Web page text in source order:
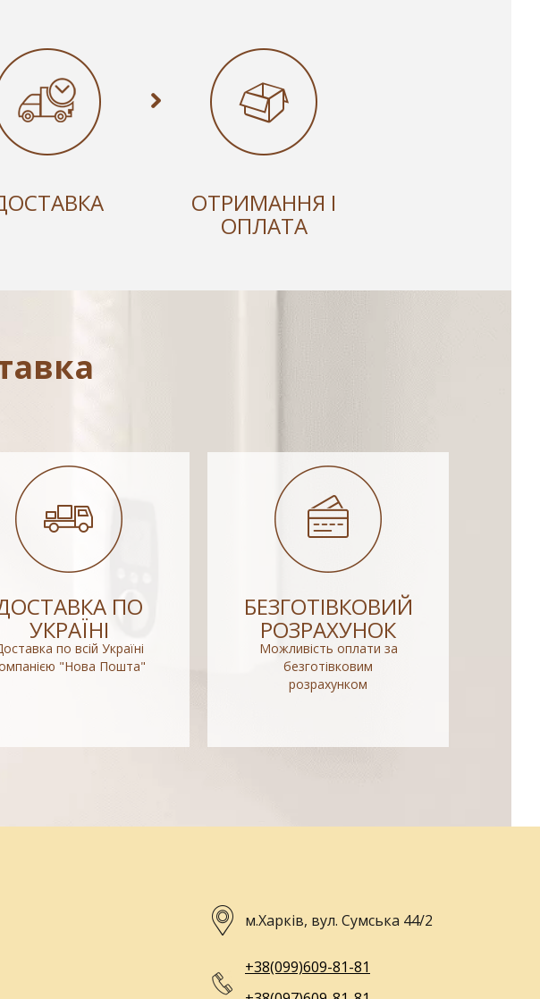
ОТРИМАННЯ І
ОПЛАТА
ПО
УКРАЇНІ
по всій Україні
"Нова Пошта"
БЕЗГОТІВКОВИЙ
РОЗРАХУНОК
Можливість оплати за
безготівковим
розрахунком
м.Харків, вул. Сумська 44/2
+38(099)609-81-81